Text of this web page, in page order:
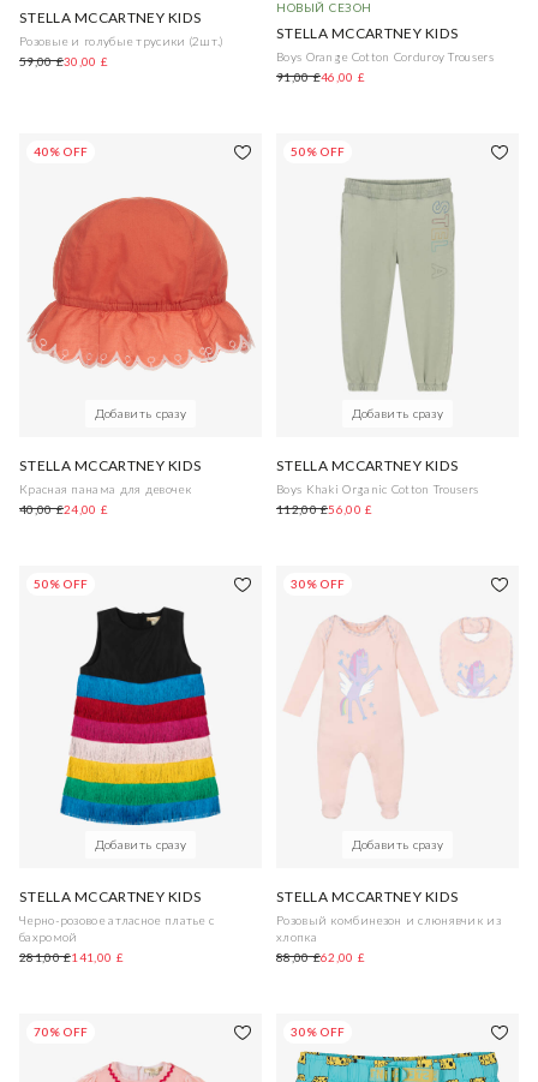
STELLA MCCARTNEY KIDS
Розовые и голубые трусики (2шт.)
59,00 £30,00 £
НОВЫЙ СЕЗОН
STELLA MCCARTNEY KIDS
Boys Orange Cotton Corduroy Trousers
91,00 £46,00 £
40% OFF
Добавить сразу
STELLA MCCARTNEY KIDS
Красная панама для девочек
40,00 £24,00 £
50% OFF
Добавить сразу
STELLA MCCARTNEY KIDS
Boys Khaki Organic Cotton Trousers
112,00 £56,00 £
50% OFF
Добавить сразу
STELLA MCCARTNEY KIDS
Черно-розовое атласное платье с
бахромой
281,00 £141,00 £
30% OFF
Добавить сразу
STELLA MCCARTNEY KIDS
Розовый комбинезон и слюнявчик из
хлопка
88,00 £62,00 £
70% OFF 30% OFF